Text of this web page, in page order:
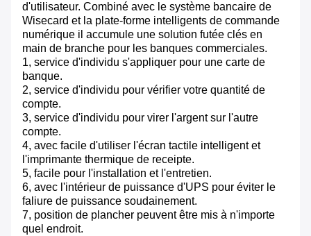
d'utilisateur. Combiné avec le système bancaire de
Wisecard et la plate-forme intelligents de commande
numérique il accumule une solution futée clés en
main de branche pour les banques commerciales.
1, service d'individu s'appliquer pour une carte de
banque.
2, service d'individu pour vérifier votre quantité de
compte.
3, service d'individu pour virer l'argent sur l'autre
compte.
4, avec facile d'utiliser l'écran tactile intelligent et
l'imprimante thermique de receipte.
5, facile pour l'installation et l'entretien.
6, avec l'intérieur de puissance d'UPS pour éviter le
faliure de puissance soudainement.
7, position de plancher peuvent être mis à n'importe
quel endroit.